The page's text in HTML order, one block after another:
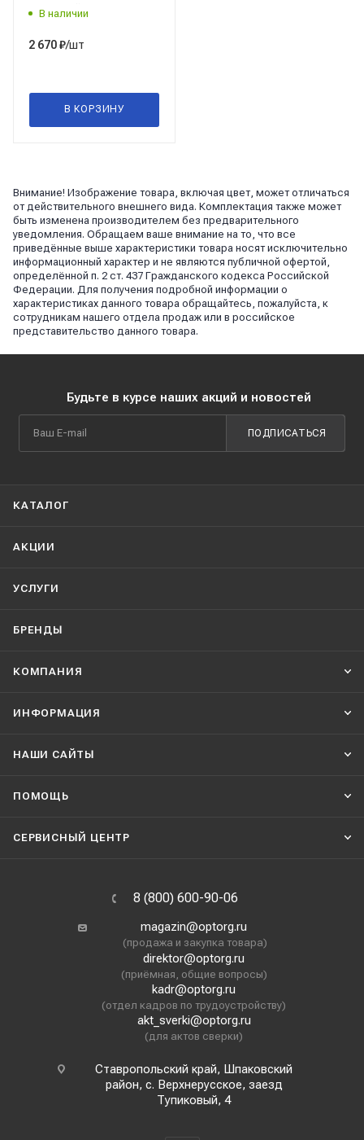
передний
В наличии
2 670₽/шт
В КОРЗИНУ
Внимание! Изображение товара, включая цвет, может отличаться
от действительного внешнего вида. Комплектация также может
быть изменена производителем без предварительного
уведомления. Обращаем ваше внимание на то, что все
приведённые выше характеристики товара носят исключительно
информационный характер и не являются публичной офертой,
определённой п. 2 ст. 437 Гражданского кодекса Российской
Федерации. Для получения подробной информации о
характеристиках данного товара обращайтесь, пожалуйста, к
сотрудникам нашего отдела продаж или в российское
представительство данного товара.
Будьте в курсе наших акций и новостей
ПОДПИСАТЬСЯ
КАТАЛОГ
АКЦИИ
УСЛУГИ
БРЕНДЫ
КОМПАНИЯ
ИНФОРМАЦИЯ
НАШИ CАЙТЫ
ПОМОЩЬ
СЕРВИСНЫЙ ЦЕНТР
8 (800) 600-90-06
magazin@optorg.ru
(продажа и закупка товара)
direktor@optorg.ru
(приёмная, общие вопросы)
kadr@optorg.ru
(отдел кадров по трудоустройству)
akt_sverki@optorg.ru
(для актов сверки)
Ставропольский край, Шпаковский
район, с. Верхнерусское, заезд
Тупиковый, 4